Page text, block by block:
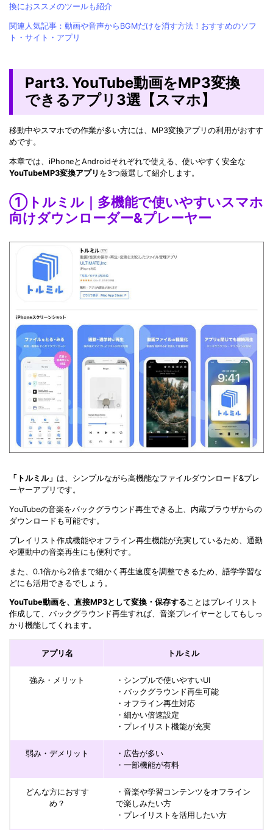
換におススメのツールも紹介
関連人気記事：動画や音声からBGMだけを消す方法！おすすめのソフ
ト・サイト・アプリ
Part3. YouTube動画をMP3変換
できるアプリ3選【スマホ】
移動中やスマホでの作業が多い方には、MP3変換アプリの利用がおすす
めです。
本章では、iPhoneとAndroidそれぞれで使える、使いやすく安全な
YouTubeMP3変換アプリ を3つ厳選して紹介します。
①トルミル｜多機能で使いやすいスマホ
向けダウンローダー&プレーヤー
「トルミル」 は、シンプルながら高機能なファイルダウンロード&プレ
ーヤーアプリです。
YouTubeの音楽をバックグラウンド再生できる上、内蔵ブラウザからの
ダウンロードも可能です。
プレイリスト作成機能やオフライン再生機能が充実しているため、通勤
や運動中の音楽再生にも便利です。
また、0.1倍から2倍まで細かく再生速度を調整できるため、語学学習な
どにも活用できるでしょう。
YouTube動画を、直接MP3として変換・保存することはプレイリスト
作成して、バックグラウンド再生すれば、音楽プレイヤーとしてもしっ
かり機能してくれます。
アプリ名 トルミル
強み・メリット
・シンプルで使いやすいUI
・バックグラウンド再生可能
・オフライン再生対応
・細かい倍速設定
・プレイリスト機能が充実
弱み・デメリット
・広告が多い
・一部機能が有料
どんな方におすす
め？
・音楽や学習コンテンツをオフライン
で楽しみたい方
・プレイリストを活用したい方